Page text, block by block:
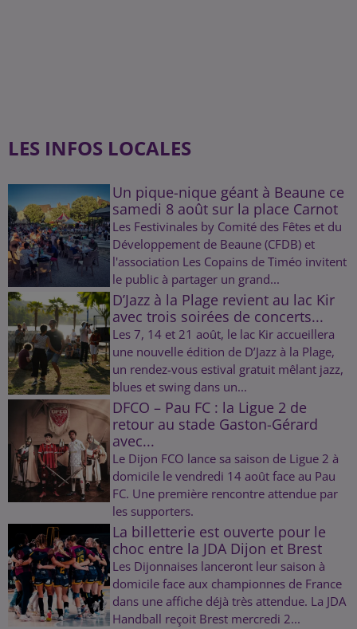
LES INFOS LOCALES
Un pique-nique géant à Beaune ce
samedi 8 août sur la place Carnot
Les Festivinales by Comité des Fêtes et du
Développement de Beaune (CFDB) et
l'association Les Copains de Timéo invitent
le public à partager un grand...
D’Jazz à la Plage revient au lac Kir
avec trois soirées de concerts...
Les 7, 14 et 21 août, le lac Kir accueillera
une nouvelle édition de D’Jazz à la Plage,
un rendez-vous estival gratuit mêlant jazz,
blues et swing dans un...
DFCO – Pau FC : la Ligue 2 de
retour au stade Gaston-Gérard
avec...
Le Dijon FCO lance sa saison de Ligue 2 à
domicile le vendredi 14 août face au Pau
FC. Une première rencontre attendue par
les supporters.
La billetterie est ouverte pour le
choc entre la JDA Dijon et Brest
Les Dijonnaises lanceront leur saison à
domicile face aux championnes de France
dans une affiche déjà très attendue. La JDA
Handball reçoit Brest mercredi 2...